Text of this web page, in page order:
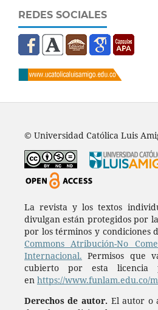
REDES SOCIALES
© Universidad Católica Luis
La revista y los textos
divulgan están protegidos por
por los términos y condiciones
Commons Atribución-No
Internacional. Permisos que
cubierto por esta licencia
en https://www.funlam.edu.co/
Derechos de autor. El autor o